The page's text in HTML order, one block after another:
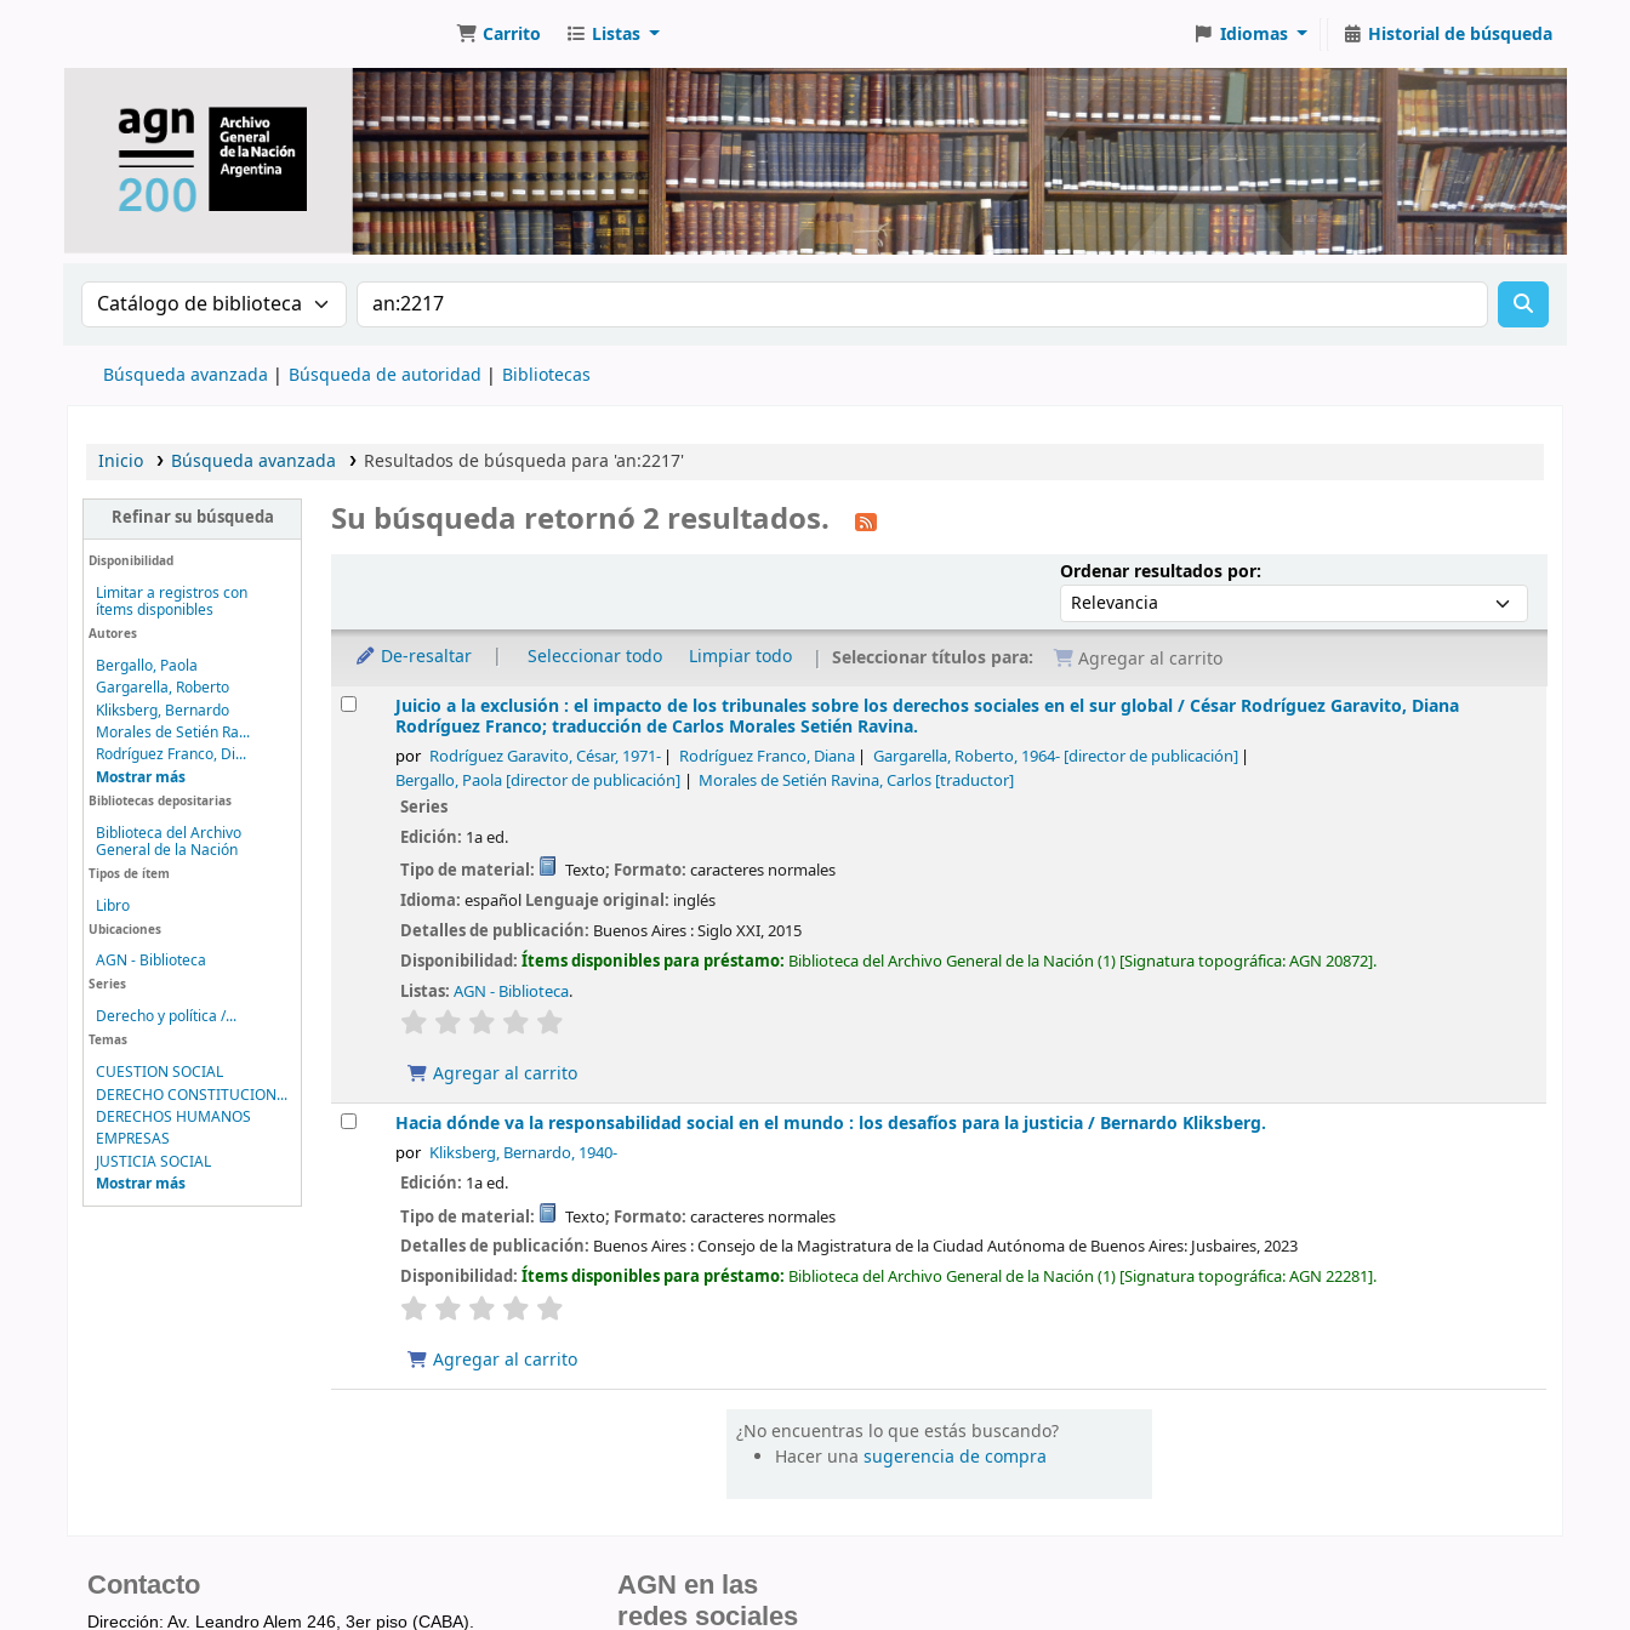
Carrito Listas Idiomas Historial de búsqueda
Buscar en el catálogo por: Buscar en el catálogo
Búsqueda avanzada Búsqueda de autoridad Bibliotecas
Inicio Búsqueda avanzada Resultados de búsqueda para 'an:2217'
Refinar su búsqueda
Disponibilidad
Limitar a registros con
ítems disponibles
Autores
Bergallo, Paola
Gargarella, Roberto
Kliksberg, Bernardo
Morales de Setién Ra...
Rodríguez Franco, Di...
Mostrar más
Bibliotecas depositarias
Biblioteca del Archivo
General de la Nación
Tipos de ítem
Libro
Ubicaciones
AGN - Biblioteca
Series
Derecho y política /...
Temas
CUESTION SOCIAL
DERECHO CONSTITUCION...
DERECHOS HUMANOS
EMPRESAS
JUSTICIA SOCIAL
Mostrar más
Su búsqueda retornó 2 resultados.
Ordenar resultados por:Ordenar por:
De-resaltar Seleccionar todo Limpiar todo Seleccionar títulos para:
Agregar al carrito
ResultadosJuicio a la exclusión : el impacto de los tribunales sobre los derechos sociales en el sur global /César Rodríguez Garavito, Diana
Rodríguez Franco; traducción de Carlos Morales Setién Ravina.
por Rodríguez Garavito, César, 1971- Rodríguez Franco, Diana Gargarella, Roberto, 1964-[director de publicación]
Bergallo, Paola [director de publicación] Morales de Setién Ravina, Carlos [traductor]
Series
Edición: 1a ed.
Tipo de material:
Texto; Formato: caracteres normales
Idioma:español Lenguaje original: inglés
Detalles de publicación: Buenos Aires :Siglo XXI,2015
Disponibilidad:Ítems disponibles para préstamo: Biblioteca del Archivo General de la Nación (1) Signatura topográfica:AGN 20872 .
Listas: AGN - Biblioteca.
valoración
Agregar al carrito
Hacia dónde va la responsabilidad social en el mundo : los desafíos para la justicia / Bernardo Kliksberg.
por Kliksberg, Bernardo, 1940-
Edición: 1a ed.
Tipo de material:
Texto; Formato: caracteres normales
Detalles de publicación: Buenos Aires :Consejo de la Magistratura de la Ciudad Autónoma de Buenos Aires: Jusbaires,2023
Disponibilidad:Ítems disponibles para préstamo: Biblioteca del Archivo General de la Nación (1) Signatura topográfica:AGN 22281 .
valoración
Agregar al carrito
¿No encuentras lo que estás buscando?
Hacer unasugerencia de compra
Contacto
Dirección: Av. Leandro Alem 246, 3er piso (CABA).
AGN en las
redes sociales